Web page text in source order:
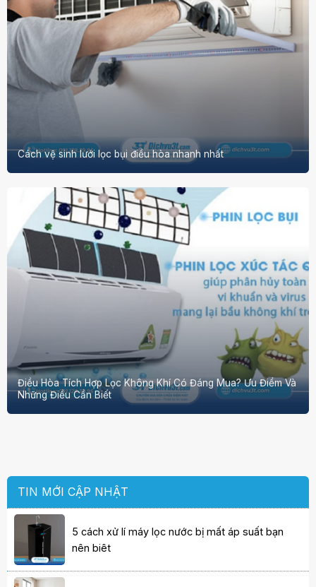
Cách vệ sinh lưới lọc bụi điều hòa nhanh nhất
Điều Hòa Tích Hợp Lọc Không Khí Có Đáng Mua? Ưu Điểm Và
Những Điều Cần Biết
TIN MỚI CẬP NHẬT
5 cách xử lí máy lọc nước bị mất áp suất bạn
nên biêt